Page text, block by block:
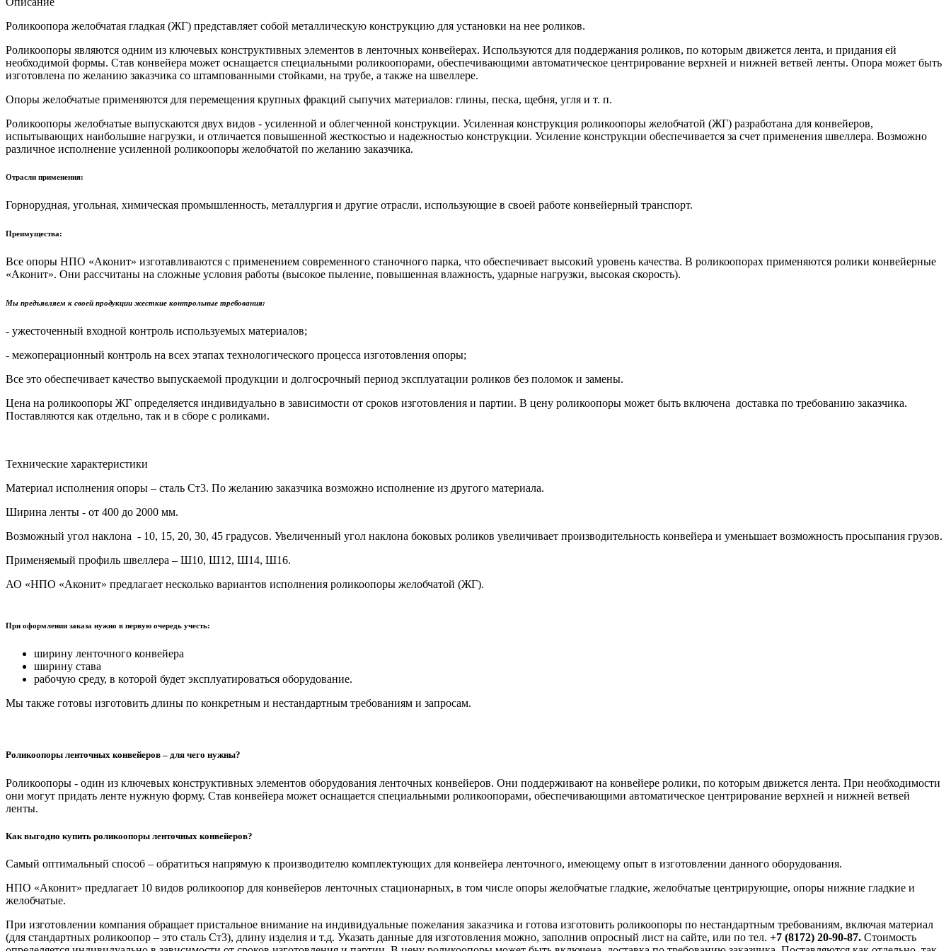
Роликоопора желобчатая гладкая (ЖГ) представляет собой металлическую конструкцию для установки на нее роликов.
Роликоопоры являются одним из ключевых конструктивных элементов в ленточных конвейерах. Используются для поддержания роликов, по которым движется лента, и придания ей
необходимой формы. Став конвейера может оснащается специальными роликоопорами, обеспечивающими автоматическое центрирование верхней и нижней ветвей ленты. Опора может быть
изготовлена по желанию заказчика со штампованными стойками, на трубе, а также на швеллере.
Опоры желобчатые применяются для перемещения крупных фракций сыпучих материалов: глины, песка, щебня, угля и т. п.
Роликоопоры желобчатые выпускаются двух видов - усиленной и облегченной конструкции. Усиленная конструкция роликоопоры желобчатой (ЖГ) разработана для конвейеров,
испытывающих наибольшие нагрузки, и отличается повышенной жесткостью и надежностью конструкции. Усиление конструкции обеспечивается за счет применения швеллера. Возможно
различное исполнение усиленной роликоопоры желобчатой по желанию заказчика.
Отрасли применения:
Горнорудная, угольная, химическая промышленность, металлургия и другие отрасли, использующие в своей работе конвейерный транспорт.
Преимущества:
Все опоры НПО «Аконит» изготавливаются с применением современного станочного парка, что обеспечивает высокий уровень качества. В роликоопорах применяются ролики конвейерные
«Аконит». Они рассчитаны на сложные условия работы (высокое пыление, повышенная влажность, ударные нагрузки, высокая скорость).
Мы предъявляем к своей продукции жесткие контрольные требования:
- ужесточенный входной контроль используемых материалов;
- межоперационный контроль на всех этапах технологического процесса изготовления опоры;
Все это обеспечивает качество выпускаемой продукции и долгосрочный период эксплуатации роликов без поломок и замены.
Цена на роликоопоры ЖГ определяется индивидуально в зависимости от сроков изготовления и партии. В цену роликоопоры может быть включена доставка по требованию заказчика.
Поставляются как отдельно, так и в сборе с роликами.
Технические характеристики
Материал исполнения опоры – сталь Ст3. По желанию заказчика возможно исполнение из другого материала.
Ширина ленты - от 400 до 2000 мм.
Возможный угол наклона - 10, 15, 20, 30, 45 градусов. Увеличенный угол наклона боковых роликов увеличивает производительность конвейера и уменьшает возможность просыпания грузов.
Применяемый профиль швеллера – Ш10, Ш12, Ш14, Ш16.
АО «НПО «Аконит» предлагает несколько вариантов исполнения роликоопоры желобчатой (ЖГ).
При оформлении заказа нужно в первую очередь учесть:
ширину ленточного конвейера
ширину става
рабочую среду, в которой будет эксплуатироваться оборудование.
Мы также готовы изготовить длины по конкретным и нестандартным требованиям и запросам.
Роликоопоры ленточных конвейеров – для чего нужны?
Роликоопоры - один из ключевых конструктивных элементов оборудования ленточных конвейеров. Они поддерживают на конвейере ролики, по которым движется лента. При необходимости
они могут придать ленте нужную форму. Став конвейера может оснащается специальными роликоопорами, обеспечивающими автоматическое центрирование верхней и нижней ветвей
ленты.
Как выгодно купить роликоопоры ленточных конвейеров?
Самый оптимальный способ – обратиться напрямую к производителю комплектующих для конвейера ленточного, имеющему опыт в изготовлении данного оборудования.
НПО «Аконит» предлагает 10 видов роликоопор для конвейеров ленточных стационарных, в том числе опоры желобчатые гладкие, желобчатые центрирующие, опоры нижние гладкие и
желобчатые.
При изготовлении компания обращает пристальное внимание на индивидуальные пожелания заказчика и готова изготовить роликоопоры по нестандартным требованиям, включая материал
(для стандартных роликоопор – это сталь Ст3), длину изделия и т.д. Указать данные для изготовления можно, заполнив опросный лист на сайте, или по тел. +7 (8172) 20-90-87. Стоимость